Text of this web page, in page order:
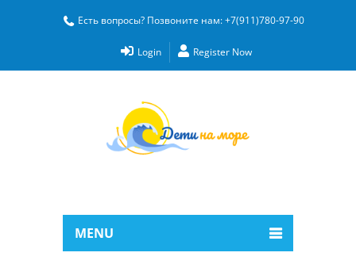
Есть вопросы? Позвоните нам: +7(911)780-97-90
Login Register Now
MENU